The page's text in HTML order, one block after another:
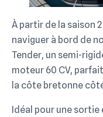
À partir de la saison
naviguer à bord de
Tender, un semi-
moteur 60 CV,
la côte bretonne
Idéal pour une